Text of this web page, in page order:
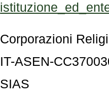
Corporazioni
IT-ASEN-
SIAS